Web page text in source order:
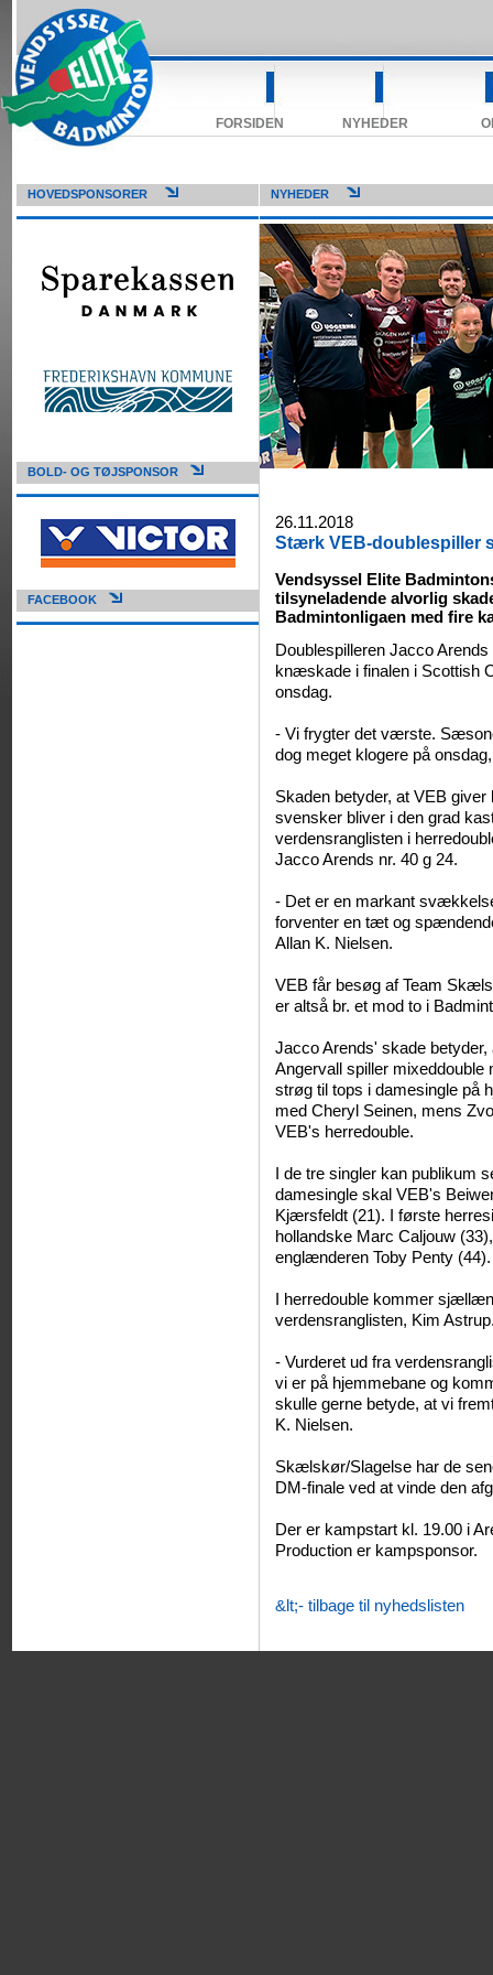
FORSIDEN NYHEDER
HOVEDSPONSORER NYHEDER
BOLD- OG TØJSPONSOR
FACEBOOK
26.11.2018
Stærk VEB-doublespiller
Vendsyssel Elite
tilsyneladende alvorlig
Badmintonligaen med fire
Doublespilleren Jacco
knæskade i finalen i Scottish
onsdag.
- Vi frygter det værste.
dog meget klogere på
Skaden betyder, at VEB
svensker bliver i den grad
verdensranglisten i
Jacco Arends nr. 40 g 24.
- Det er en markant
forventer en tæt og
Allan K. Nielsen.
VEB får besøg af Team
er altså br. et mod to i
Jacco Arends' skade
Angervall spiller
strøg til tops i damesingle på
med Cheryl Seinen, mens
VEB's herredouble.
I de tre singler kan publikum
damesingle skal VEB's
Kjærsfeldt (21). I første
hollandske Marc Caljouw
englænderen Toby Penty (44).
I herredouble kommer
verdensranglisten, Kim
- Vurderet ud fra
vi er på hjemmebane og
skulle gerne betyde, at vi
K. Nielsen.
Skælskør/Slagelse har de
DM-finale ved at vinde den
Der er kampstart kl. 19.00 i
Production er kampsponsor.
&lt;- tilbage til nyhedslisten